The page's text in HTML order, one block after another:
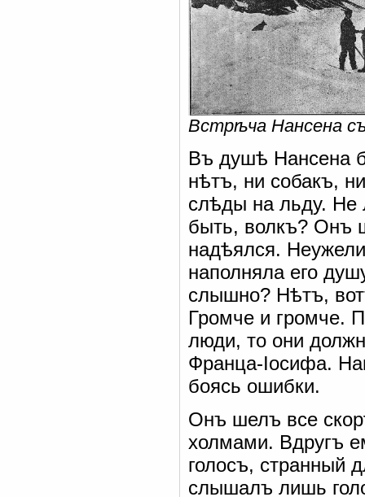
Встрѣча Нансена
Въ душѣ Нансена
нѣтъ, ни собакъ,
слѣды на льду. Не
быть, волкъ? Онъ
надѣялся.
наполняла его
слышно? Нѣтъ,
Громче и громче.
люди, то они
Франца-Іосифа.
боясь ошибки.
Онъ шелъ все
холмами. Вдругъ
голосъ, странный
слышалъ лишь